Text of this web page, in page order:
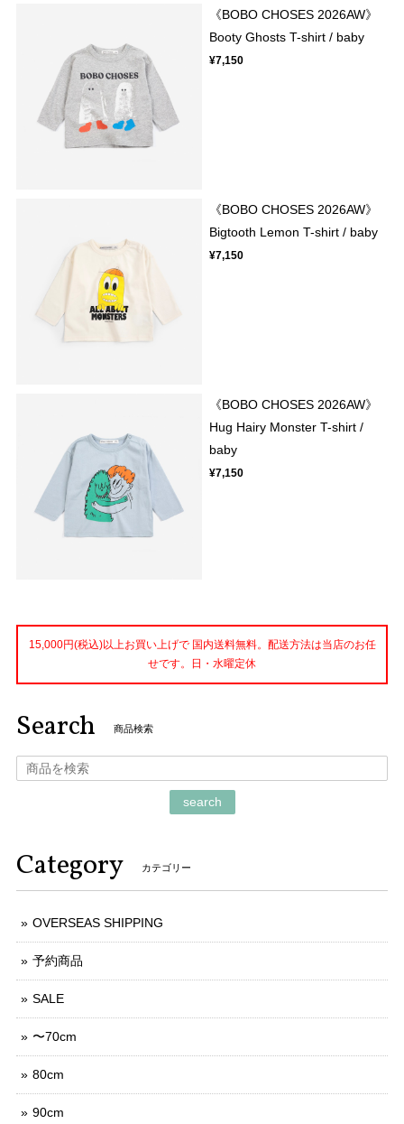
《BOBO CHOSES 2026AW》
Booty Ghosts T-shirt / baby
¥7,150
《BOBO CHOSES 2026AW》
Bigtooth Lemon T-shirt / baby
¥7,150
《BOBO CHOSES 2026AW》
Hug Hairy Monster T-shirt /
baby
¥7,150
15,000円(税込)以上お買い上げで 国内送料無料。配送方法は当店のお任
せです。日・水曜定休
Search 商品検索
search
Category カテゴリー
OVERSEAS SHIPPING
予約商品
SALE
〜70cm
80cm
90cm